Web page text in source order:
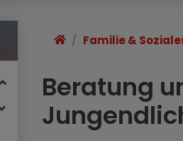
Familie &
Beratung